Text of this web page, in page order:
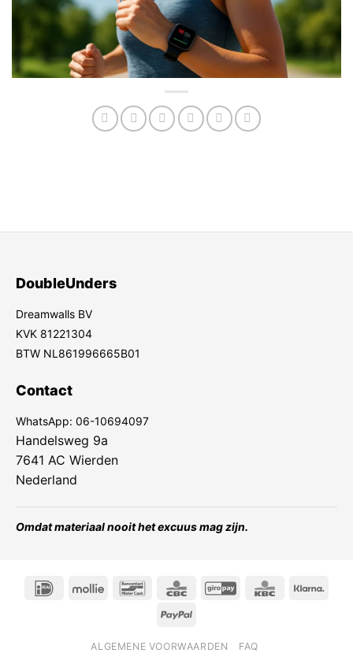
DoubleUnders
Dreamwalls BV
KVK 81221304
BTW NL861996665B01
Contact
WhatsApp: 06-10694097
Handelsweg 9a
7641 AC Wierden
Nederland
Omdat materiaal nooit het excuus mag zijn.
IDeal Mollie BancontactCBC GiroPay KBC
PayPal
ALGEMENE VOORWAARDEN
FAQ